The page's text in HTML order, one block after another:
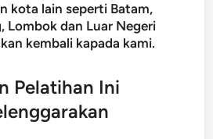
kota lain seperti Batam,
Lombok dan Luar Negeri
kembali kapada kami.
Pelatihan Ini